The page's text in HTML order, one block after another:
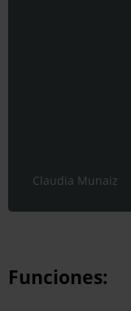
Claudia Munaiz
Funciones: